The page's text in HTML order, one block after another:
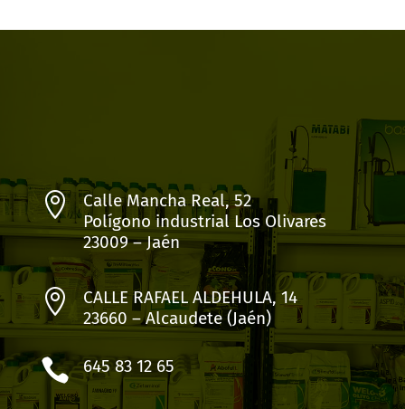

Calle Mancha Real, 52
Polígono industrial Los Olivares
23009 – Jaén

CALLE RAFAEL ALDEHULA, 14
23660 – Alcaudete (Jaén)
 645 83 12 65